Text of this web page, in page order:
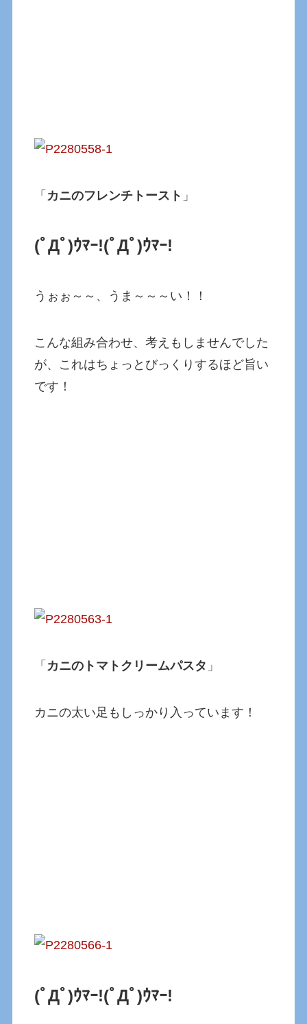
「 カニのフレンチトースト 」
(ﾟДﾟ)ｳﾏｰ!(ﾟДﾟ)ｳﾏｰ!
うぉぉ～～、うま～～～い！！
こんな組み合わせ、考えもしませんでした
が、これはちょっとびっくりするほど旨い
です！
「 カニのトマトクリームパスタ 」
カニの太い足もしっかり入っています！
(ﾟДﾟ)ｳﾏｰ!(ﾟДﾟ)ｳﾏｰ!